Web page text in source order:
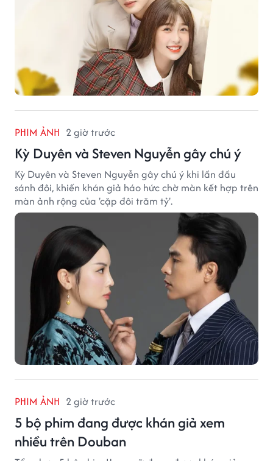
PHIM ẢNH 2 giờ trước
Kỳ Duyên và Steven Nguyễn gây chú ý
Kỳ Duyên và Steven Nguyễn gây chú ý khi lần đầu
sánh đôi, khiến khán giả háo hức chờ màn kết hợp trên
màn ảnh rộng của 'cặp đôi trăm tỷ'.
PHIM ẢNH 2 giờ trước
5 bộ phim đang được khán giả xem
nhiều trên Douban